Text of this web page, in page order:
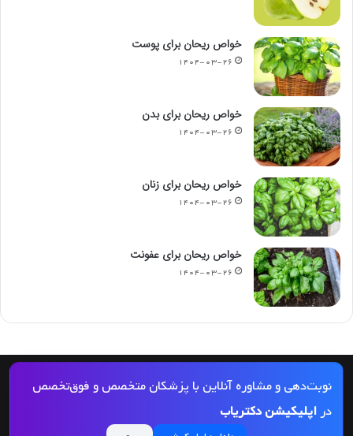
خواص ریحان برای پوست
۱۴۰۴-۰۳-۲۶
خواص ریحان برای بدن
۱۴۰۴-۰۳-۲۶
خواص ریحان برای زنان
۱۴۰۴-۰۳-۲۶
خواص ریحان برای عفونت
۱۴۰۴-۰۳-۲۶
نوبت‌دهی و مشاوره آنلاین با پزشکان متخصص و فوق‌تخصص
دراپلیکیشن دکتریاب
© کپی رایت 2026, کلیه حقوق مادی و معنوی این مجله و کلیه خدمات آن محفوظ و متعلق
به دکتریاب است و بازنشر مطالب این سایت تنها با ذکر منبع و لینک به این سایت مجاز